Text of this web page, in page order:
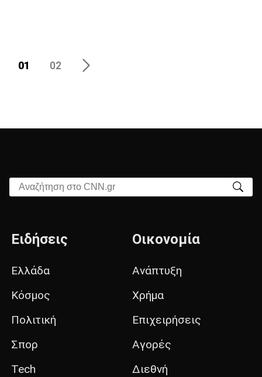
01 02
Αναζήτηση στο CNN.gr
Ειδήσεις
Ελλάδα
Κόσμος
Πολιτική
Σπορ
Tech
Οικονομία
Ανάπτυξη
Χρήμα
Επιχειρήσεις
Αγορές
Διεθνή